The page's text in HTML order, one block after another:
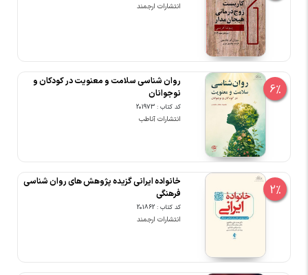
انتشارات ارجمند
6%
روان شناسی سلامت و معنویت در کودکان و
نوجوانان
کد کتاب : 201973
انتشارات آناطب
2%
خانواده ایرانی گزیده پژوهش های روان شناسی
فرهنگی‎
کد کتاب : 201862
انتشارات ارجمند